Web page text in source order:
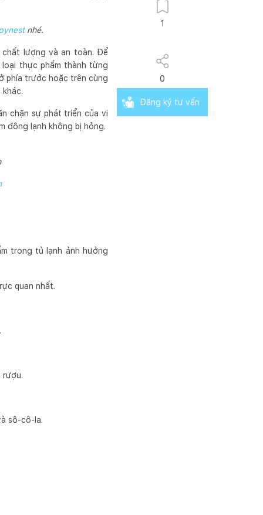
nhé.
chất lượng và an toàn. Để
thực phẩm thành từng
phía trước hoặc trên cùng
chặn sự phát triển của vi
đông lạnh không bị hỏng.
trong tủ lạnh ảnh hưởng
quan nhất.
rượu.
sô-cô-la.
1
0
Đăng ký tư vấn